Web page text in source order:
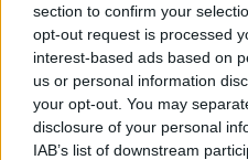
section to confirm your
opt-out request is processed
interest-based ads based on
us or personal information
your opt-out. You may
disclosure of your personal
IAB’s list of downstream
Σκάρλετ Γιόχανσον για
τι είναι η υποκριτική, ήταν
ευγενικός
Η 40χρονη ηθοποιός
μεγάλη οθόνη στην
γητευτής των αλόγων»,